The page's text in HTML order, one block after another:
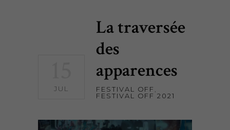
JUL
La traversée
des
apparences
FESTIVAL OFF
FESTIVAL OFF 2021